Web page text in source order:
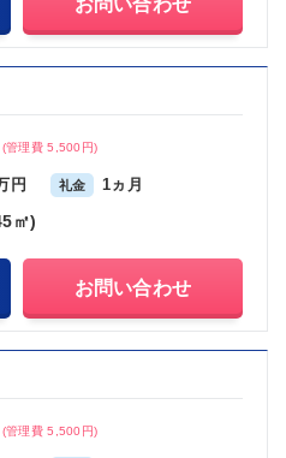
お問い合わせ
(管理費 5,500円)
円 礼金 1ヵ月
㎡)
お問い合わせ
(管理費 5,500円)